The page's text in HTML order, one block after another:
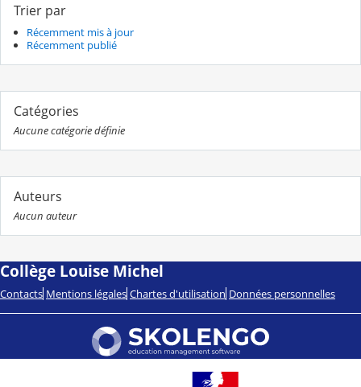
Trier par
Récemment mis à jour
Récemment publié
Catégories
Aucune catégorie définie
Auteurs
Aucun auteur
Collège Louise Michel
Contacts Mentions légales Chartes d'utilisation Données personnelles